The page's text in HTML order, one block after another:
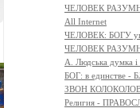
ЧЕЛОВЕК
All Internet
ЧЕЛОВЕК: БОГУ
ЧЕЛОВЕК
A. Людська думка і
БОГ: в единстве
ЗВОН
Религия -